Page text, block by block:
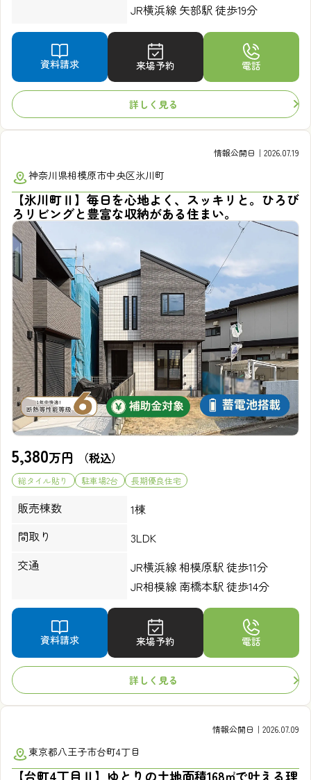
JR横浜線 矢部駅 徒歩19分
資料請求 来場予約 電話
詳しく見る
情報公開日｜2026.07.19
神奈川県相模原市中央区氷川町
【氷川町Ⅱ】毎日を心地よく、スッキリと。ひろび
ろリビングと豊富な収納がある住まい。
5,380万円 （税込）
総タイル貼り 駐車場2台 長期優良住宅
販売棟数
1棟
間取り
3LDK
交通
JR横浜線 相模原駅 徒歩11分
JR相模線 南橋本駅 徒歩14分
資料請求 来場予約 電話
詳しく見る
情報公開日｜2026.07.09
東京都八王子市台町4丁目
【台町4丁目Ⅱ】ゆとりの土地面積168㎡で叶える理